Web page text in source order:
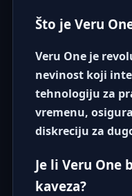
Što je Veru
Veru One je
nevinost koji
tehnologiju za
vremenu,
diskreciju za
Je li Veru
kaveza?